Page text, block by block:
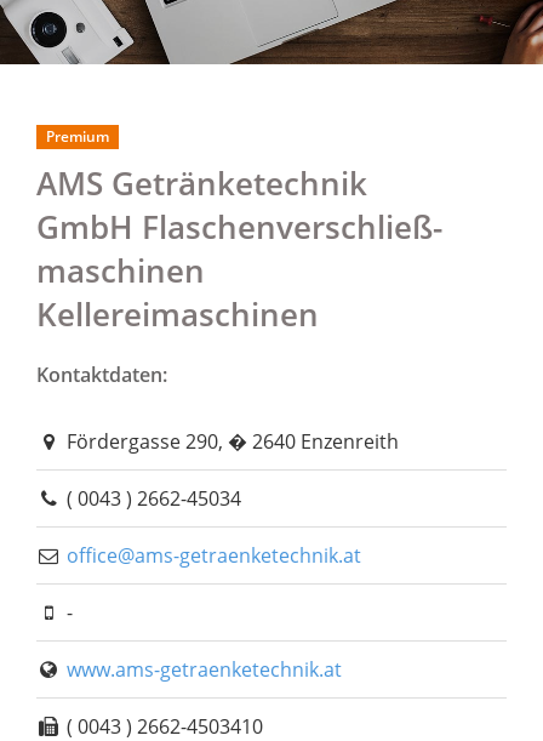
AMS Getränketechnik
GmbH Flaschenverschließ-
maschinen
Kellereimaschinen
Premium
Kontaktdaten:
Fördergasse 290, � 2640 Enzenreith
( 0043 ) 2662-45034
office@ams-getraenketechnik.at
-
www.ams-getraenketechnik.at
( 0043 ) 2662-4503410